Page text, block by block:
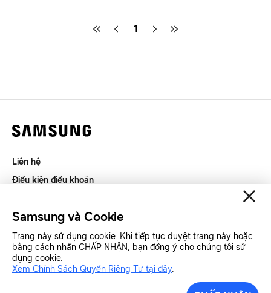
1
Công cụ báo chí
Liên hệ
Điều kiện điều khoản
SAMSUNG.COM
Copyright© SAMSUNG All Rights Reserved.
Samsung Xin chào
Samsung và Cookie
Trang này sử dụng cookie. Khi tiếp tục duyệt trang này hoặc
bằng cách nhấn CHẤP NHẬN, bạn đồng ý cho chúng tôi sử
dụng cookie.
Xem Chính Sách Quyền Riêng Tư tại đây.